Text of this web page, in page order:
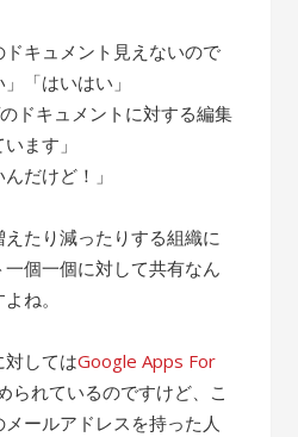
ドキュメント見えないので
「はいはい」
ドキュメントに対する編集
ます」
だけど！」
たり減ったりする組織に
個一個に対して共有なん
ね。
対してはGoogle Apps For
られているのですけど、こ
ールアドレスを持った人